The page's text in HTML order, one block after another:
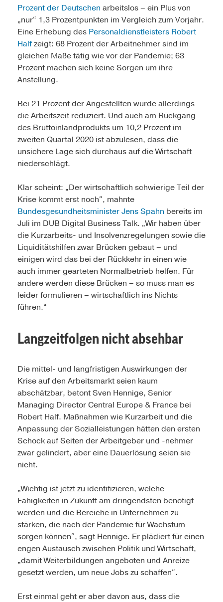
Prozent der Deutschen arbeitslos – ein Plus von
„nur“ 1,3 Prozentpunkten im Vergleich zum Vorjahr.
Eine Erhebung des Personaldienstleisters Robert
Halfzeigt: 68 Prozent der Arbeitnehmer sind im
gleichen Maße tätig wie vor der Pandemie; 63
Prozent machen sich keine Sorgen um ihre
Anstellung.
Bei 21 Prozent der Angestellten wurde allerdings
die Arbeitszeit reduziert. Und auch am Rückgang
des Bruttoinlandprodukts um 10,2 Prozent im
zweiten Quartal 2020 ist abzulesen, dass die
unsichere Lage sich durchaus auf die Wirtschaft
niederschlägt.
Klar scheint: „Der wirtschaftlich schwierige Teil der
Krise kommt erst noch“, mahnte
Bundesgesundheitsminister Jens Spahn bereits im
Juli im DUB Digital Business Talk. „Wir haben über
die Kurzarbeits- und Insolvenzregelungen sowie die
Liquiditätshilfen zwar Brücken gebaut – und
einigen wird das bei der Rückkehr in einen wie
auch immer gearteten Normalbetrieb helfen. Für
andere werden diese Brücken – so muss man es
leider formulieren – wirtschaftlich ins Nichts
führen.“
Langzeitfolgen nicht absehbar
Die mittel- und langfristigen Auswirkungen der
Krise auf den Arbeitsmarkt seien kaum
abschätzbar, betont Sven Hennige, Senior
Managing Director Central Europe & France bei
Robert Half. Maßnahmen wie Kurzarbeit und die
Anpassung der Sozialleistungen hätten den ersten
Schock auf Seiten der Arbeitgeber und -nehmer
zwar gelindert, aber eine Dauerlösung seien sie
nicht.
„Wichtig ist jetzt zu identifizieren, welche
Fähigkeiten in Zukunft am dringendsten benötigt
werden und die Bereiche in Unternehmen zu
stärken, die nach der Pandemie für Wachstum
sorgen können“, sagt Hennige. Er plädiert für einen
engen Austausch zwischen Politik und Wirtschaft,
„damit Weiterbildungen angeboten und Anreize
gesetzt werden, um neue Jobs zu schaffen“.
Erst einmal geht er aber davon aus, dass die